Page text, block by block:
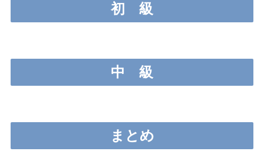
初 級
中 級
まとめ